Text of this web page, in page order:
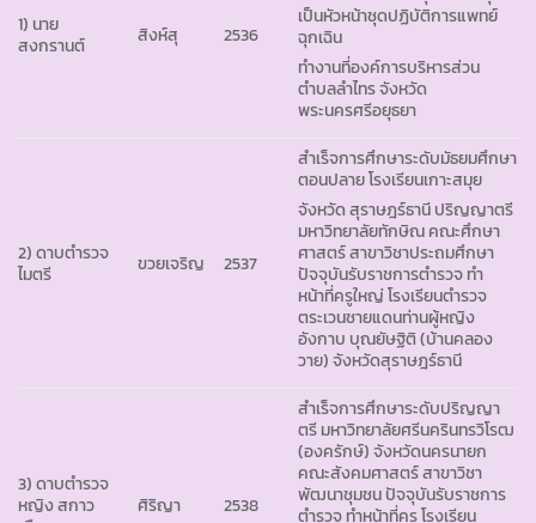
1) นาย
สงกรานต์
สิงห์สุ 2536
เป็นหัวหน้าชุดปฏิบัติการแพทย์
ฉุกเฉิน
ทำงานที่องค์การบริหารส่วน
ตำบลลำไทร จังหวัด
พระนครศรีอยุธยา
2) ดาบตำรวจ
ไมตรี
ขวยเจริญ 2537
สำเร็จการศึกษาระดับมัธยมศึกษา
ตอนปลาย โรงเรียนเกาะสมุย
จังหวัด สุราษฎร์ธานี ปริญญาตรี
มหาวิทยาลัยทักษิณ คณะศึกษา
ศาสตร์ สาขาวิชาประถมศึกษา
ปัจจุบันรับราชการตำรวจ ทำ
หน้าที่ครูใหญ่ โรงเรียนตำรวจ
ตระเวนชายแดนท่านผู้หญิง
อังกาบ บุณยัษฐิติ (บ้านคลอง
วาย) จังหวัดสุราษฎร์ธานี
3) ดาบตำรวจ
หญิง สกาว
ศิริญา 2538
สำเร็จการศึกษาระดับปริญญา
ตรี มหาวิทยาลัยศรีนครินทรวิโรฒ
(องครักษ์) จังหวัดนครนายก
คณะสังคมศาสตร์ สาขาวิชา
พัฒนาชุมชน ปัจจุบันรับราชการ
ตำรวจ ทำหน้าที่ครู โรงเรียน